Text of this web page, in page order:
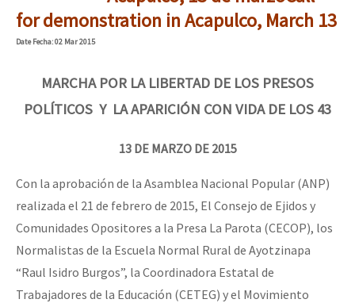
for demonstration in Acapulco, March 13
DateFecha: 02 Mar 2015
MARCHA POR LA LIBERTAD DE LOS PRESOS
POLÍTICOS Y LA APARICIÓN CON VIDA DE LOS 43
13 DE MARZO DE 2015
Con la aprobación de la Asamblea Nacional Popular (ANP)
realizada el 21 de febrero de 2015, El Consejo de Ejidos y
Comunidades Opositores a la Presa La Parota (CECOP), los
Normalistas de la Escuela Normal Rural de Ayotzinapa
“Raul Isidro Burgos”, la Coordinadora Estatal de
Trabajadores de la Educación (CETEG) y el Movimiento